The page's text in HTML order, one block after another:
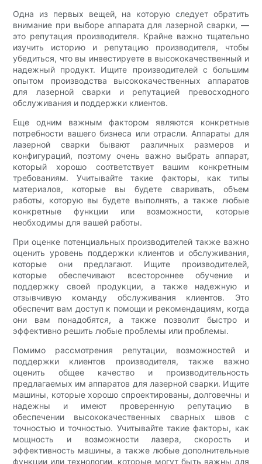
Одна из первых вещей, на которую следует обратить
внимание при выборе аппарата для лазерной сварки, —
это репутация производителя. Крайне важно тщательно
изучить историю и репутацию производителя, чтобы
убедиться, что вы инвестируете в высококачественный и
надежный продукт. Ищите производителей с большим
опытом производства высококачественных аппаратов
для лазерной сварки и репутацией превосходного
обслуживания и поддержки клиентов.
Еще одним важным фактором являются конкретные
потребности вашего бизнеса или отрасли. Аппараты для
лазерной сварки бывают различных размеров и
конфигураций, поэтому очень важно выбрать аппарат,
который хорошо соответствует вашим конкретным
требованиям. Учитывайте такие факторы, как типы
материалов, которые вы будете сваривать, объем
работы, которую вы будете выполнять, а также любые
конкретные функции или возможности, которые
необходимы для вашей работы.
При оценке потенциальных производителей также важно
оценить уровень поддержки клиентов и обслуживания,
которые они предлагают. Ищите производителей,
которые обеспечивают всестороннее обучение и
поддержку своей продукции, а также надежную и
отзывчивую команду обслуживания клиентов. Это
обеспечит вам доступ к помощи и рекомендациям, когда
они вам понадобятся, а также позволит быстро и
эффективно решить любые проблемы или проблемы.
Помимо рассмотрения репутации, возможностей и
поддержки клиентов производителя, также важно
оценить общее качество и производительность
предлагаемых им аппаратов для лазерной сварки. Ищите
машины, которые хорошо спроектированы, долговечны и
надежны и имеют проверенную репутацию в
обеспечении высококачественных сварных швов с
точностью и точностью. Учитывайте такие факторы, как
мощность и возможности лазера, скорость и
эффективность машины, а также любые дополнительные
функции или технологии, которые могут быть важны для